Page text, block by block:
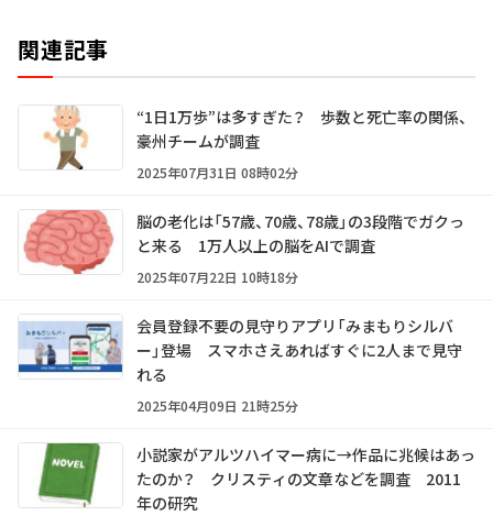
関連記事
“1日1万歩”は多すぎた？ 歩数と死亡率の関係、
豪州チームが調査
2025年07月31日 08時02分
脳の老化は「57歳、70歳、78歳」の3段階でガクっ
と来る 1万人以上の脳をAIで調査
2025年07月22日 10時18分
会員登録不要の見守りアプリ「みまもりシルバ
ー」登場 スマホさえあればすぐに2人まで見守
れる
2025年04月09日 21時25分
小説家がアルツハイマー病に→作品に兆候はあっ
たのか？ クリスティの文章などを調査 2011
年の研究